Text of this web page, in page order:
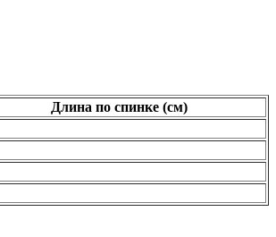
Длина по спинке (см)